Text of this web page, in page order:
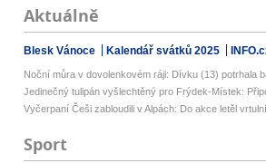
Aktuálně
Blesk Vánoce Kalendář svátků 2025
Noční můra v dovolenkovém ráji: Dívku (13) potrhala
Jedinečný tulipán vyšlechtěný pro Frýdek-Místek:
Vyčerpaní Češi zabloudili v Alpách: Do akce letěl
Sport